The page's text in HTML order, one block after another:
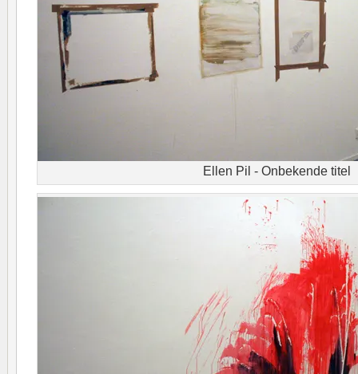
Ellen Pil - Onbekende titel